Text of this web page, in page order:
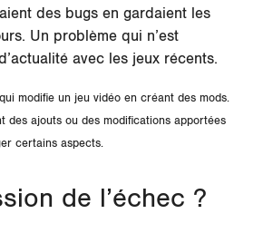
des bugs en gardaient les
Un problème qui n’est
avec les jeux récents.
modifie un jeu vidéo en créant des mods.
des ajouts ou des modifications apportées
certains aspects.
de l’échec ?